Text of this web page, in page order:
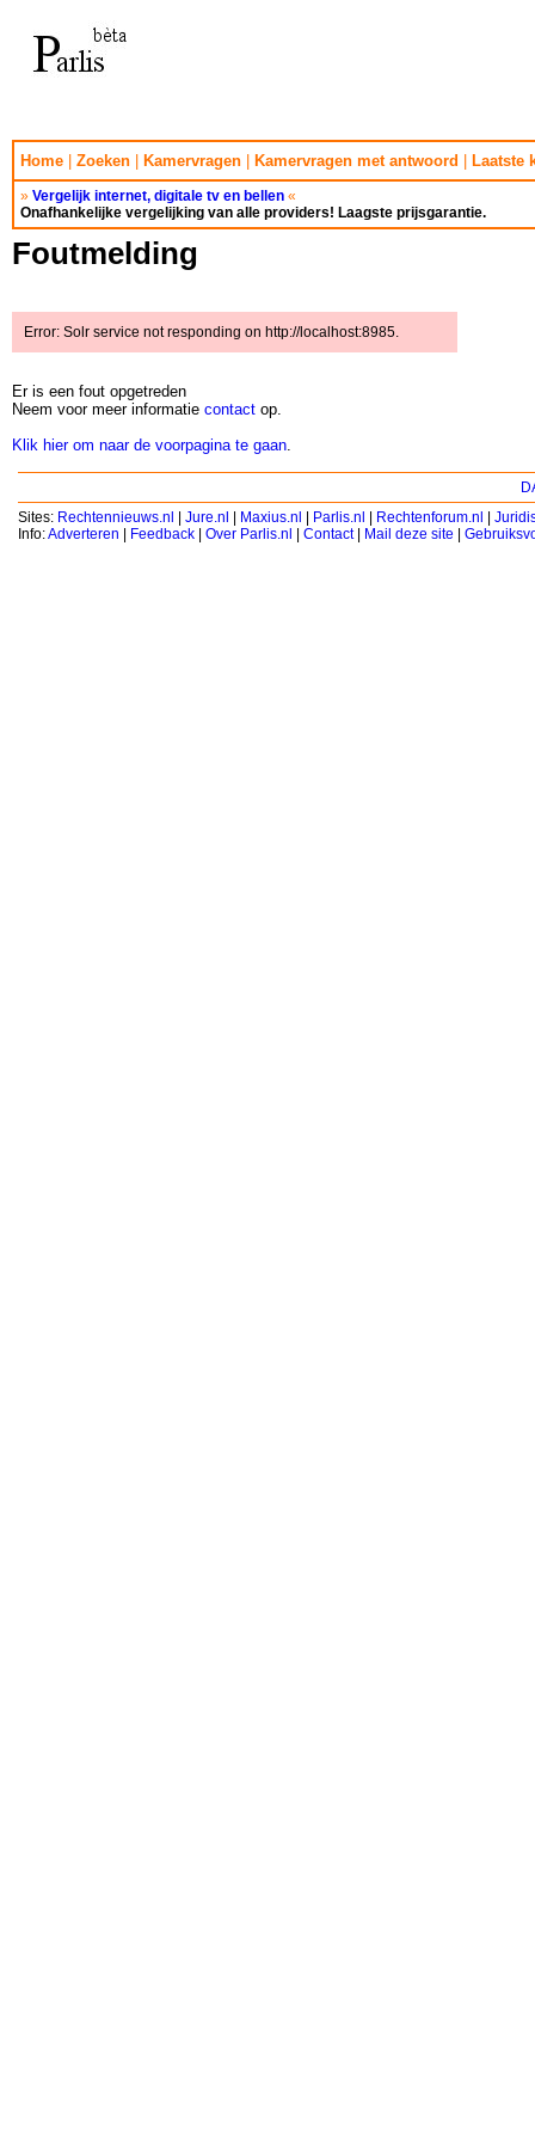
Home Zoeken Kamervragen Kamervragen met antwoord Laatste
» Vergelijk internet, digitale tv en bellen «
Onafhankelijke vergelijking van alle providers! Laagste prijsgarantie.
Foutmelding
Error: Solr service not responding on http://localhost:8985.
Er is een fout opgetreden
Neem voor meer informatie contact op.
Klik hier om naar de voorpagina te gaan
Sites: Rechtennieuws.nl | Jure.nl | Maxius.nl | Parlis.nl | Rechtenforum.nl |
Info:Adverteren | Feedback | Over Parlis.nl | Contact| Mail deze site |